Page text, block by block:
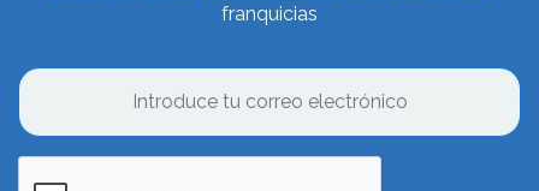
franquicias